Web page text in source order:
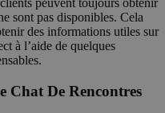
peuvent toujours obtenir
sont pas disponibles. Cela
des informations utiles sur
à l’aide de quelques
Chat De Rencontres